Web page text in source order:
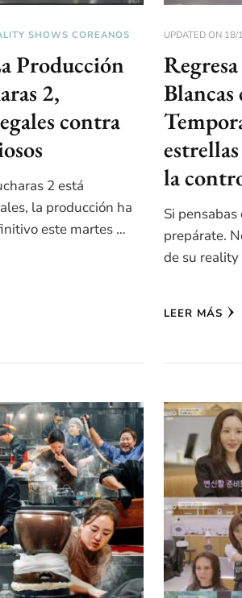
SHOWS COREANOS
Producción
2,
contra
2 está
la producción ha
este martes …
UPDATED ON 18/
la
Si
prepárate.
de su
LEER MÁS